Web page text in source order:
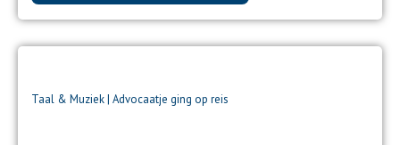
Taal & Muziek | Advocaatje ging op reis